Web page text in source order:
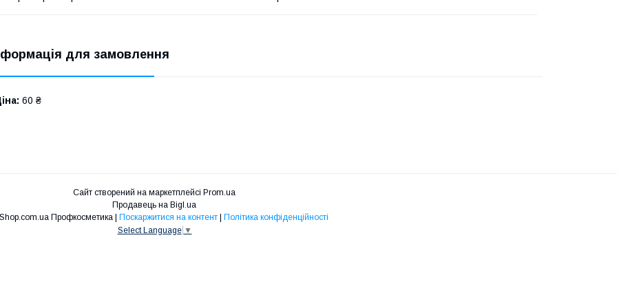
для замовлення
60 ₴
Сайт створений на маркетплейсі Prom.ua
Продавець на Bigl.ua
Niko Shop.com.ua Профкосметика | Поскаржитися на контент | Політика конфіденційності
Select Language ▼